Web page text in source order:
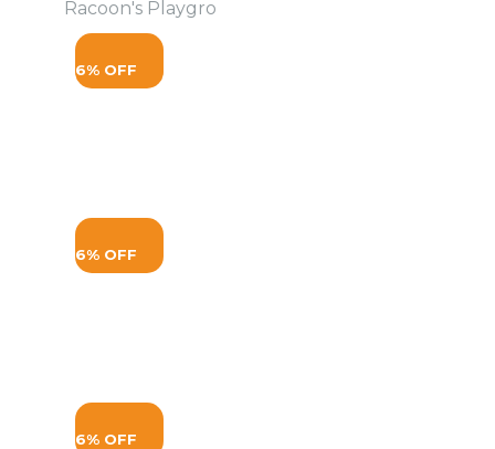
6% OFF
6% OFF
6% OFF